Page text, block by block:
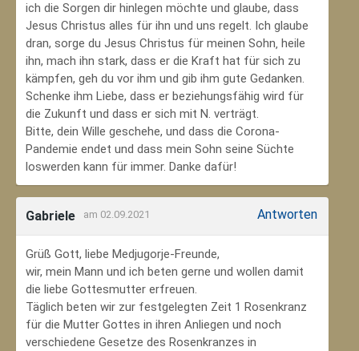
ich die Sorgen dir hinlegen möchte und glaube, dass
Jesus Christus alles für ihn und uns regelt. Ich glaube
dran, sorge du Jesus Christus für meinen Sohn‚ heile
ihn, mach ihn stark, dass er die Kraft hat für sich zu
kämpfen, geh du vor ihm und gib ihm gute Gedanken.
Schenke ihm Liebe, dass er beziehungsfähig wird für
die Zukunft und dass er sich mit N. verträgt.
Bitte, dein Wille geschehe, und dass die Corona-
Pandemie endet und dass mein Sohn seine Süchte
loswerden kann für immer. Danke dafür!
Gabriele am 02.09.2021 Antworten
Grüß Gott, liebe Medjugorje-Freunde,
wir, mein Mann und ich beten gerne und wollen damit
die liebe Gottesmutter erfreuen.
Täglich beten wir zur festgelegten Zeit 1 Rosenkranz
für die Mutter Gottes in ihren Anliegen und noch
verschiedene Gesetze des Rosenkranzes in